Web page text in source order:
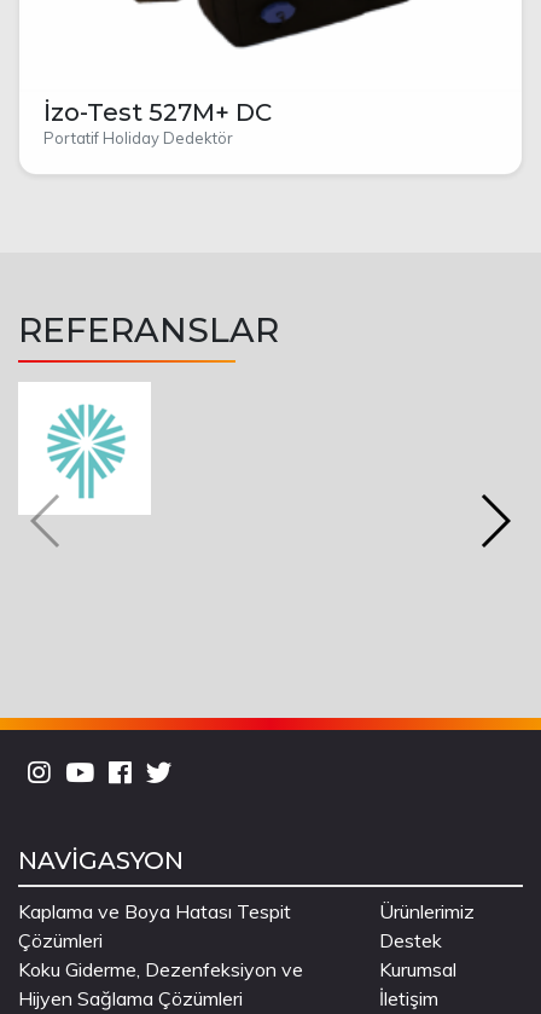
İzo-Test 527M+ DC
Portatif Holiday Dedektör
REFERANSLAR
NAVİGASYON
Kaplama ve Boya Hatası Tespit
Çözümleri
Koku Giderme, Dezenfeksiyon ve
Hijyen Sağlama Çözümleri
Ürünlerimiz
Destek
Kurumsal
İletişim